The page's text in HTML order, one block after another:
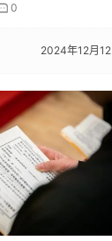
0
2024年12月